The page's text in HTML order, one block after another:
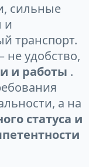
сильные
и
транспорт.
не удобство,
и работы .
а на
статуса и